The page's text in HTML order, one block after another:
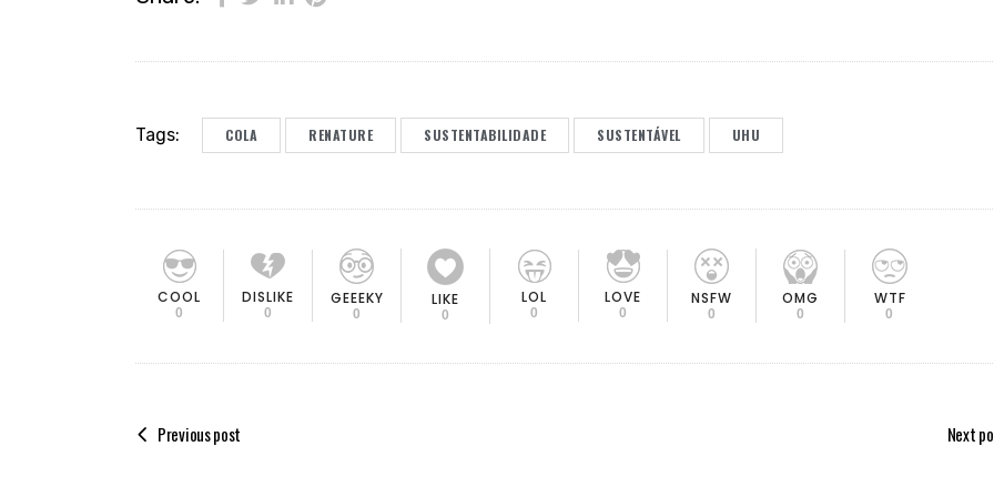
Tags: COLA RENATURE SUSTENTABILIDADE SUSTENTÁVEL UHU
COOL
0
DISLIKE
0
GEEEKY
0
LIKE
0
LOL
0
LOVE
0
NSFW
0
OMG
0
WTF
0
Previous post Next